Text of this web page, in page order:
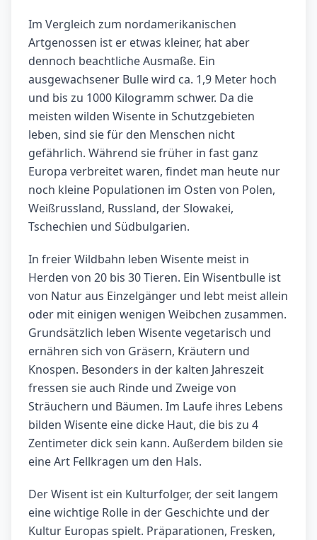
Im Vergleich zum nordamerikanischen
Artgenossen ist er etwas kleiner, hat aber
dennoch beachtliche Ausmaße. Ein
ausgewachsener Bulle wird ca. 1,9 Meter hoch
und bis zu 1000 Kilogramm schwer. Da die
meisten wilden Wisente in Schutzgebieten
leben, sind sie für den Menschen nicht
gefährlich. Während sie früher in fast ganz
Europa verbreitet waren, findet man heute nur
noch kleine Populationen im Osten von Polen,
Weißrussland, Russland, der Slowakei,
Tschechien und Südbulgarien.
In freier Wildbahn leben Wisente meist in
Herden von 20 bis 30 Tieren. Ein Wisentbulle ist
von Natur aus Einzelgänger und lebt meist allein
oder mit einigen wenigen Weibchen zusammen.
Grundsätzlich leben Wisente vegetarisch und
ernähren sich von Gräsern, Kräutern und
Knospen. Besonders in der kalten Jahreszeit
fressen sie auch Rinde und Zweige von
Sträuchern und Bäumen. Im Laufe ihres Lebens
bilden Wisente eine dicke Haut, die bis zu 4
Zentimeter dick sein kann. Außerdem bilden sie
eine Art Fellkragen um den Hals.
Der Wisent ist ein Kulturfolger, der seit langem
eine wichtige Rolle in der Geschichte und der
Kultur Europas spielt. Präparationen, Fresken,